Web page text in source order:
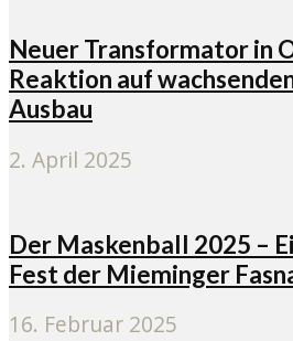
Neuer Transformator in
Reaktion auf
Ausbau
2. April 2025
Der Maskenball 2025 –
Fest der Mieminger
16. Februar 2025